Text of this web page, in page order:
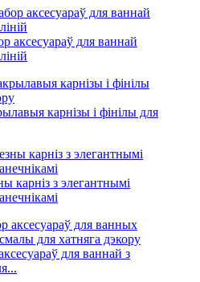
аксесуараў для ваннай
карнізы і фінілы для
карніз з элегантнымі
для ваннай з